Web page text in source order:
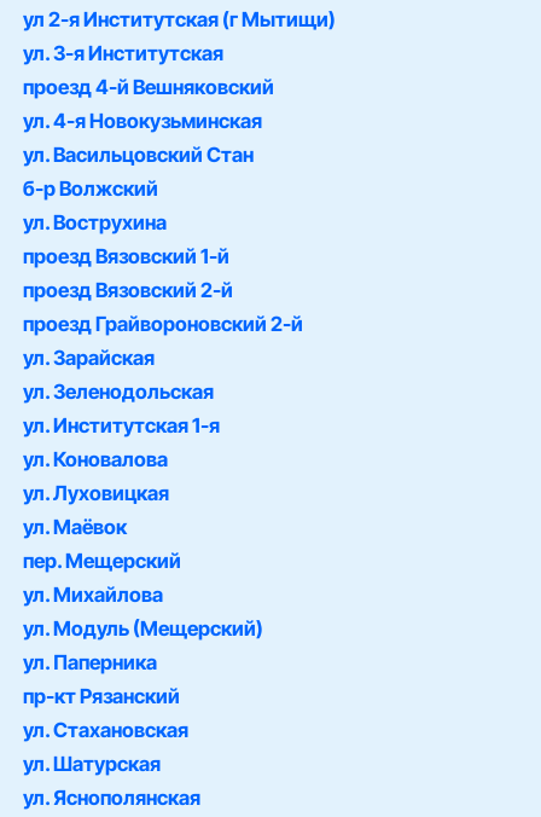
ул 2-я Институтская (г Мытищи)
ул. 3-я Институтская
проезд 4-й Вешняковский
ул. 4-я Новокузьминская
ул. Васильцовский Стан
б-р Волжский
ул. Вострухина
проезд Вязовский 1-й
проезд Вязовский 2-й
проезд Грайвороновский 2-й
ул. Зарайская
ул. Зеленодольская
ул. Институтская 1-я
ул. Коновалова
ул. Луховицкая
ул. Маёвок
пер. Мещерский
ул. Михайлова
ул. Модуль (Мещерский)
ул. Паперника
пр-кт Рязанский
ул. Стахановская
ул. Шатурская
ул. Яснополянская